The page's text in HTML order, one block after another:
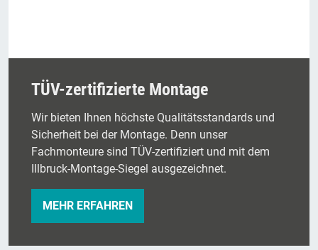
TÜV-zertifizierte Montage
Wir bieten Ihnen höchste Qualitätsstandards und
Sicherheit bei der Montage. Denn unser
Fachmonteure sind TÜV-zertifiziert und mit dem
Illbruck-Montage-Siegel ausgezeichnet.
MEHR ERFAHREN